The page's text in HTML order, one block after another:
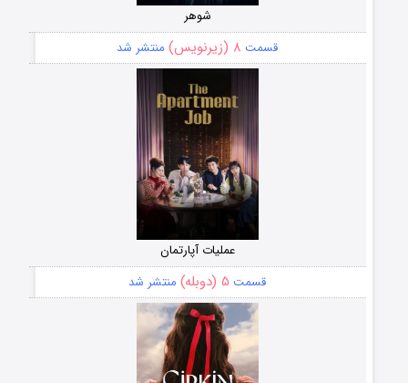
شوهر
قسمت ۸ (زیرنویس) منتشر شد
عملیات آپارتمان
قسمت ۵ (دوبله) منتشر شد